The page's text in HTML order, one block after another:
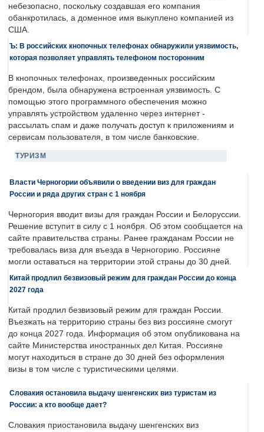
небезопасно, поскольку создавшая его компания
обанкротилась, а доменное имя выкуплено компанией из
США.
Ъ: В российских кнопочных телефонах обнаружили уязвимость,
которая позволяет управлять телефоном посторонним
В кнопочных телефонах, произведенных российским
брендом, была обнаружена встроенная уязвимость. С
помощью этого программного обеспечения можно
управлять устройством удаленно через интернет -
рассылать спам и даже получать доступ к приложениям и
сервисам пользователя, в том числе банковские.
ТУРИЗМ
Власти Черногории объявили о введении виз для граждан
России и ряда других стран с 1 ноября
Черногория вводит визы для граждан России и Белоруссии.
Решение вступит в силу с 1 ноября. Об этом сообщается на
сайте правительства страны. Ранее гражданам России не
требовалась виза для въезда в Черногорию. Россияне
могли оставаться на территории этой страны до 30 дней.
Китай продлил безвизовый режим для граждан России до конца
2027 года
Китай продлил безвизовый режим для граждан России.
Въезжать на территорию страны без виз россияне смогут
до конца 2027 года. Информация об этом опубликована на
сайте Министерства иностранных дел Китая. Россияне
могут находиться в стране до 30 дней без оформления
визы в том числе с туристическими целями.
Словакия остановила выдачу шенгенских виз туристам из
России: а кто вообще дает?
Словакия приостановила выдачу шенгенских виз